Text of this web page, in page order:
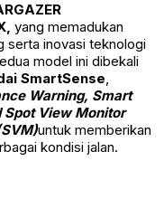
yang memadukan
serta inovasi teknologi
model ini dibekali
SmartSense,
Warning, Smart
Spot View Monitor
untuk memberikan
kondisi jalan.